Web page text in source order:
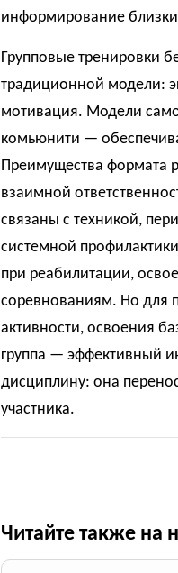
информирование
Групповые тренировки
традиционной модели:
мотивация. Модели
комьюнити —
Преимущества формата
взаимной
связаны с техникой,
системной
при реабилитации,
соревнованиям. Но для
активности, освоения
группа — эффективный
дисциплину: она
участника.
Читайте также на